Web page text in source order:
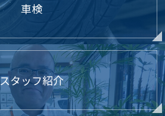
車検
スタッフ紹介